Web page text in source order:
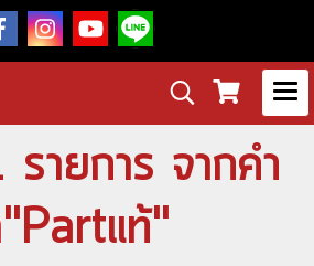
ายการ จากคำ
แท้"